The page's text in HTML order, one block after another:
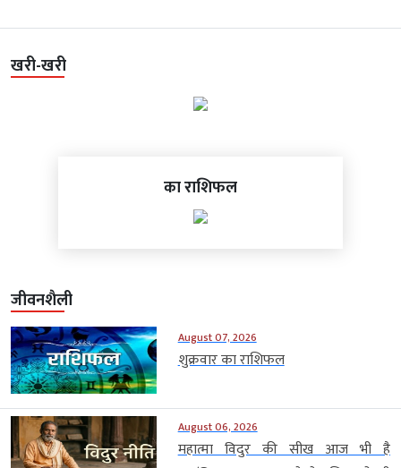
खरी-खरी
का राशिफल
जीवनशैली
August 07, 2026
शुक्रवार का राशिफल
August 06, 2026
महात्मा विदुर की सीख आज भी है